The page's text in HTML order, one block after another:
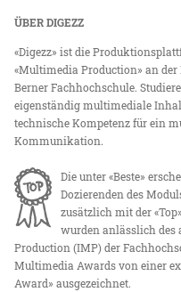
ÜBER DIGEZZ
«Digezz» ist die
«Multimedia Production» an
Berner Fachhochschule.
eigenständig multimediale
technische Kompetenz für ein
Kommunikation.
Die unter «Beste»
Dozierenden des
zusätzlich mit der
wurden anlässlich
Production (IMP) der
Multimedia Awards von einer
Award» ausgezeichnet.